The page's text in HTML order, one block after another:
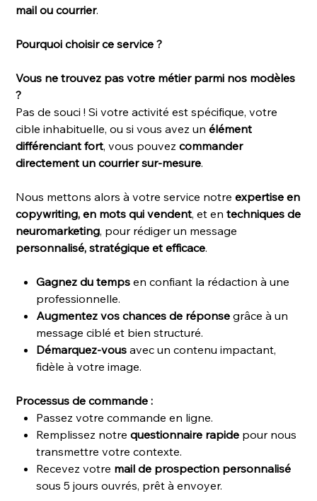
mail ou courrier.
Pourquoi choisir ce service ?
Vous ne trouvez pas votre métier parmi nos modèles
?
Pas de souci ! Si votre activité est spécifique, votre
cible inhabituelle, ou si vous avez unélément
différenciant fort, vous pouvezcommander
directement un courrier sur-mesure.
Nous mettons alors à votre service notreexpertise en
copywriting, en mots qui vendent, et entechniques de
neuromarketing, pour rédiger un message
personnalisé, stratégique et efficace.
Gagnez du temps en confiant la rédaction à une
professionnelle.
Augmentez vos chances de réponse grâce à un
message ciblé et bien structuré.
Démarquez-vous avec un contenu impactant,
fidèle à votre image.
Processus de commande :
Passez votre commande en ligne.
Remplissez notrequestionnaire rapide pour nous
transmettre votre contexte.
Recevez votre mail de prospection personnalisé
sous 5 jours ouvrés, prêt à envoyer.